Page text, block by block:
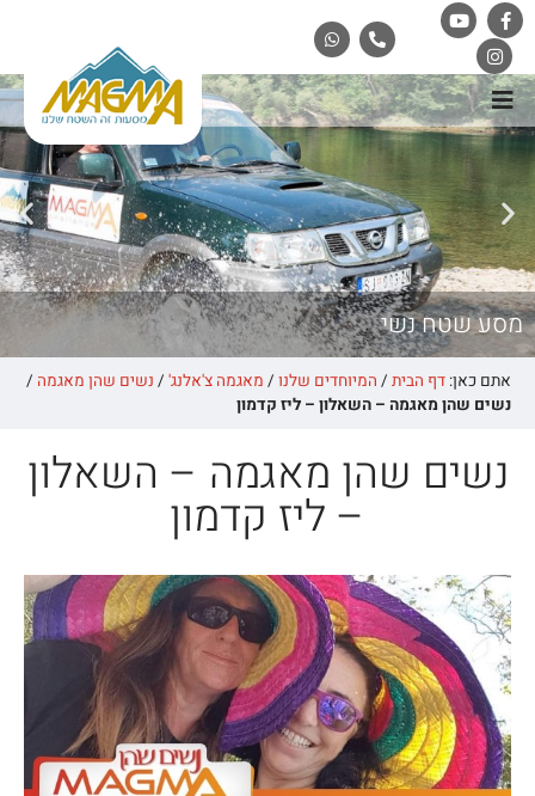
מסע שטח נשי
אתם כאן: דף הבית / המיוחדים שלנו / מאגמה צ'אלנג' / נשים שהן מאגמה /
נשים שהן מאגמה – השאלון – ליז קדמון
נשים שהן מאגמה – השאלון
– ליז קדמון